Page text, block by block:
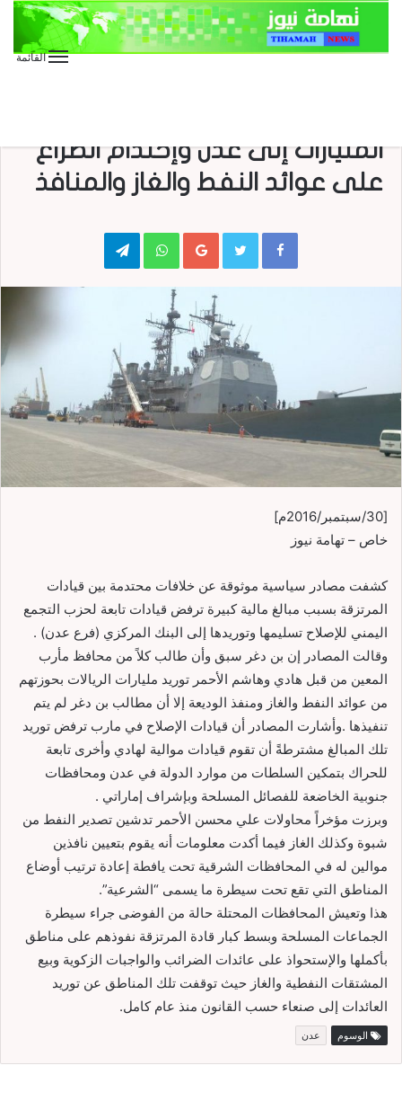
القائمة
المليارات إلى عدن وإحتدام الصراع
على عوائد النفط والغاز والمنافذ
Google+
WhatsApp
Telegram
[30/سبتمبر/2016م]
خاص – تهامة نيوز
كشفت مصادر سياسية موثوقة عن خلافات محتدمة بين قيادات
المرتزقة بسبب مبالغ مالية كبيرة ترفض قيادات تابعة لحزب التجمع
اليمني للإصلاح تسليمها وتوريدها إلى البنك المركزي (فرع عدن) .
وقالت المصادر إن بن دغر سبق وأن طالب كلاً من محافظ مأرب
المعين من قبل هادي وهاشم الأحمر توريد مليارات الريالات بحوزتهم
من عوائد النفط والغاز ومنفذ الوديعة إلا أن مطالب بن دغر لم يتم
تنفيذها .وأشارت المصادر أن قيادات الإصلاح في مارب ترفض توريد
تلك المبالغ مشترطةً أن تقوم قيادات موالية لهادي وأخرى تابعة
للحراك بتمكين السلطات من موارد الدولة في عدن ومحافظات
جنوبية الخاضعة للفصائل المسلحة وبإشراف إماراتي .
وبرزت مؤخراً محاولات علي محسن الأحمر تدشين تصدير النفط من
شبوة وكذلك الغاز فيما أكدت معلومات أنه يقوم بتعيين نافذين
موالين له في المحافظات الشرقية تحت يافطة إعادة ترتيب أوضاع
المناطق التي تقع تحت سيطرة ما يسمى “الشرعية”.
هذا وتعيش المحافظات المحتلة حالة من الفوضى جراء سيطرة
الجماعات المسلحة وبسط كبار قادة المرتزقة نفوذهم على مناطق
بأكملها والإستحواذ على عائدات الضرائب والواجبات الزكوية وبيع
المشتقات النفطية والغاز حيث توقفت تلك المناطق عن توريد
العائدات إلى صنعاء حسب القانون منذ عام كامل.
الوسوم عدن